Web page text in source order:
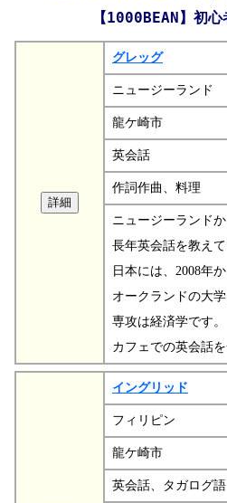
【1000BEAN】初
グレッグ
ニュージーランド
龍ケ崎市
英会話
作詞作曲、料理
ニュージーランドか
長年英会話を教えて
日本には、2008年
オークランドの大
専攻は経済学です。
カフェでの英会話
イングリッド
フィリピン
龍ケ崎市
英会話、タガログ語